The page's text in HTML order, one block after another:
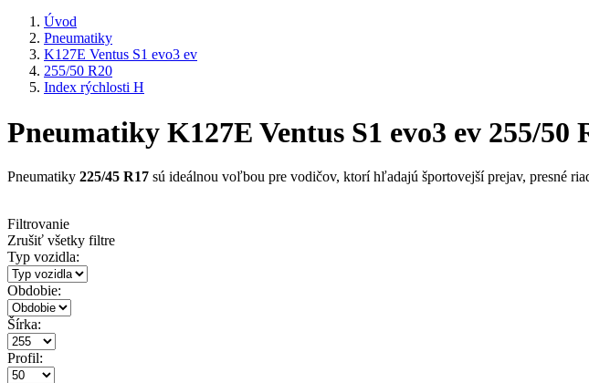
Úvod
Pneumatiky
K127E Ventus S1 evo3 ev
255/50 R20
Index rýchlosti H
Pneumatiky K127E Ventus S1 evo3 ev 255/
Pneumatiky 225/45 R17 sú ideálnou voľbou pre vodičov, ktorí hľadajú športovejší prejav, presné
Filtrovanie
Zrušiť všetky filtre
Typ vozidla:
Obdobie:
Šírka:
Profil: